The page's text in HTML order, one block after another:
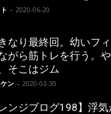
- 2020-06-20
なり最終回。幼いフ
がら筋トレを行う。
そこはジム
ン - 2020-03-30
レンジブログ198】浮